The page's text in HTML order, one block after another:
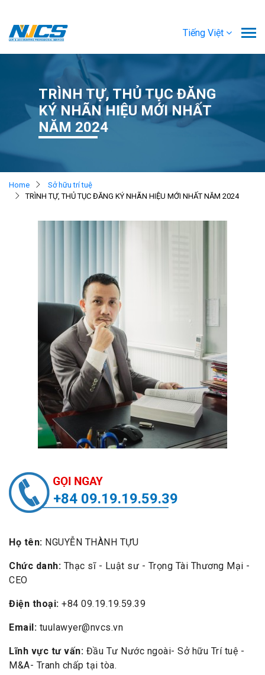
Tiếng Việt
TRÌNH TỰ, THỦ TỤC ĐĂNG
KÝ NHÃN HIỆU MỚI NHẤT
NĂM 2024
Home
Sở hữu trí tuệ
TRÌNH TỰ, THỦ TỤC ĐĂNG KÝ NHÃN HIỆU MỚI NHẤT NĂM 2024
+84 09.19.19.59.39
Họ tên: NGUYỄN THÀNH TỰU
Chức danh: Thạc sĩ - Luật sư - Trọng Tài Thương Mại -
CEO
Điện thoại: +84 09.19.19.59.39
Email: tuulawyer@nvcs.vn
Lĩnh vực tư vấn: Đầu Tư Nước ngoài- Sở hữu Trí tuệ -
M&A- Tranh chấp tại tòa.